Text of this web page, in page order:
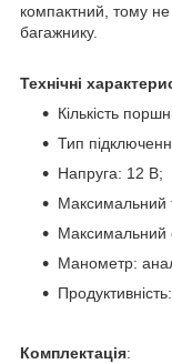
компактний, тому
багажнику.
Технічні
Кількість
Тип
Напруга: 12 В;
Максимальний
Максимальний
Манометр:
Комплектація: